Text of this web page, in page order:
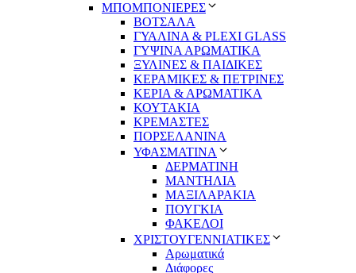
ΜΠΟΜΠΟΝΙΕΡΕΣ
ΒΟΤΣΑΛΑ
ΓΥΑΛΙΝΑ & PLEXI GLASS
ΓΥΨΙΝΑ ΑΡΩΜΑΤΙΚΑ
ΞΥΛΙΝΕΣ & ΠΑΙΔΙΚΕΣ
ΚΕΡΑΜΙΚΕΣ & ΠΕΤΡΙΝΕΣ
ΚΕΡΙΑ & ΑΡΩΜΑΤΙΚΑ
ΚΟΥΤΑΚΙΑ
ΚΡΕΜΑΣΤΕΣ
ΠΟΡΣΕΛΑΝΙΝΑ
ΥΦΑΣΜΑΤΙΝA
ΔΕΡΜΑΤΙΝΗ
ΜΑΝΤΗΛΙΑ
ΜΑΞΙΛΑΡΑΚΙΑ
ΠΟΥΓΚΙΑ
ΦΑΚΕΛΟΙ
ΧΡΙΣΤΟΥΓΕΝΝΙΑΤΙΚΕΣ
Αρωματικά
Διάφορες